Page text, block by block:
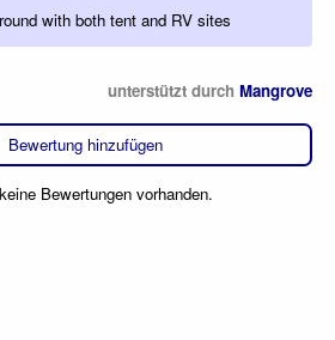
with both tent and RV sites
unterstützt durch Mangrove
Bewertung hinzufügen
Bewertungen vorhanden.